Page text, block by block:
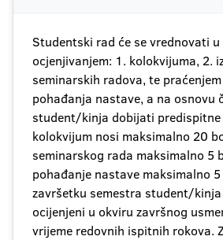
Studentski rad će se vrednovati
ocjenjivanjem: 1. kolokvijuma, 2.
seminarskih radova, te
pohađanja nastave, a na osnovu
student/kinja dobijati predispitne
kolokvijum nosi maksimalno 20
seminarskog rada maksimalno 5
pohađanje nastave maksimalno
završetku semestra student/
ocijenjeni u okviru završnog
vrijeme redovnih ispitnih rokova.